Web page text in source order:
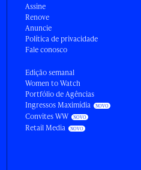
Assine
Renove
Anuncie
Política de privacidade
Fale conosco
Edição semanal
Women to Watch
Portfólio de Agências
Ingressos Maximídia
Convites WW
Retail Media